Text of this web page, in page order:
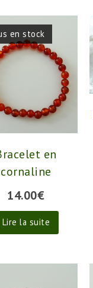
en stock
en
cornaline
14.00€
Lire la suite